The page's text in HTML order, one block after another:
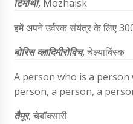
टिमोथी, Mozhaisk
हमें अपने उर्वरक संयंत्र के लिए
बोरिस व्लादिमीरोविच,चेल्याबिंस्क
A person who is a
person, a person, a
तैमूर, चेबॉक्सारी